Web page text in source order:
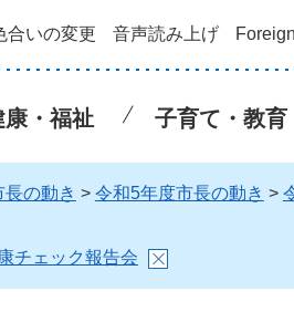
合いの変更 音声読み上げ
康・福祉 子育て・教育
長の動き > 令和5年度市長の動き >
チェック報告会